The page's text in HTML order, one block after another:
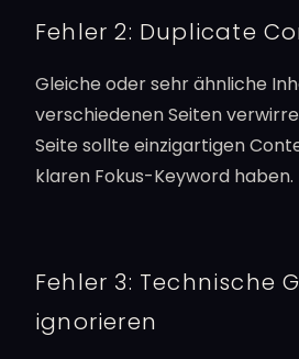
Fehler 2: Duplicate
Gleiche oder sehr ähnliche
verschiedenen Seiten
Seite sollte einzigartigen
klaren Fokus-Keyword haben.
Fehler 3: Technische
ignorieren